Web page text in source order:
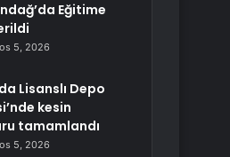
Eğitime
5, 2026
Lisanslı Depo
kesin
tamamlandı
5, 2026